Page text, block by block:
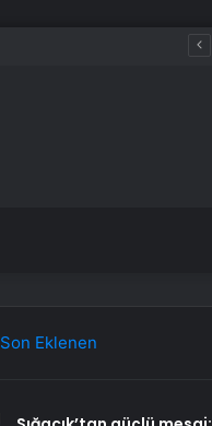
Son Eklenen